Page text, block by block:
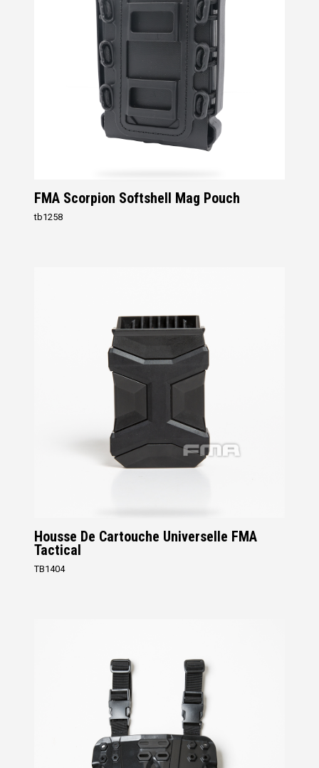
FMA Scorpion Softshell Mag Pouch
tb1258
Housse De Cartouche Universelle FMA
Tactical
TB1404